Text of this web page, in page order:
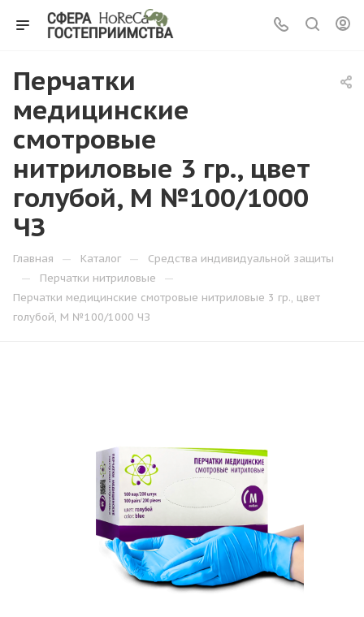
Перчатки
медицинские
смотровые
нитриловые 3 гр., цвет
голубой, M №100/1000
ЧЗ
Главная — Каталог — Средства индивидуальной защиты
— Перчатки нитриловые —
Перчатки медицинские смотровые нитриловые 3 гр., цвет
голубой, M №100/1000 ЧЗ